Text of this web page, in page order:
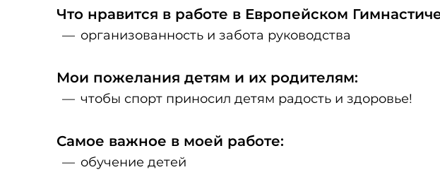
Что нравится в работе в Европейском
организованность и забота руководства
Мои пожелания детям и их родителям:
чтобы спорт приносил детям радость и здоровье!
Самое важное в моей работе:
обучение детей